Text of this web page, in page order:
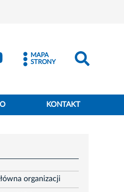
MAPA
STRONY
KONTAKT
organizacji